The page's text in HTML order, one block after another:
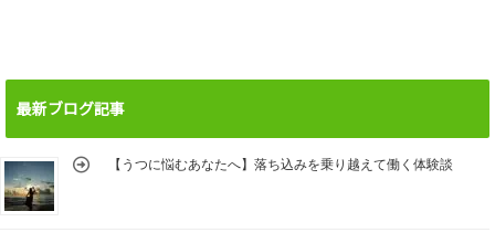
最新ブログ記事
【うつに悩むあなたへ】落ち込みを乗り越えて働く体験談